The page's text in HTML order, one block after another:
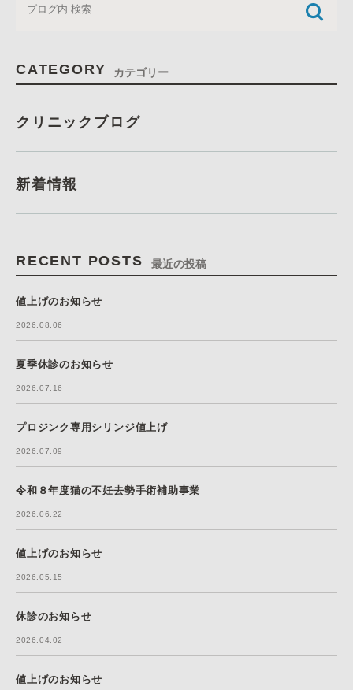
CATEGORY カテゴリー
クリニックブログ
新着情報
RECENT POSTS 最近の投稿
値上げのお知らせ
2026.08.06
夏季休診のお知らせ
2026.07.16
プロジンク専用シリンジ値上げ
2026.07.09
令和８年度猫の不妊去勢手術補助事業
2026.06.22
値上げのお知らせ
2026.05.15
休診のお知らせ
2026.04.02
値上げのお知らせ